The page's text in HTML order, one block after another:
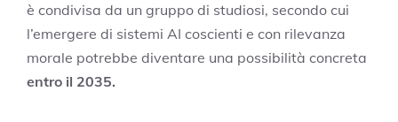
è condivisa da un gruppo di studiosi, secondo cui
l’emergere di sistemi AI coscienti e con rilevanza
morale potrebbe diventare una possibilità concreta
entro il 2035.